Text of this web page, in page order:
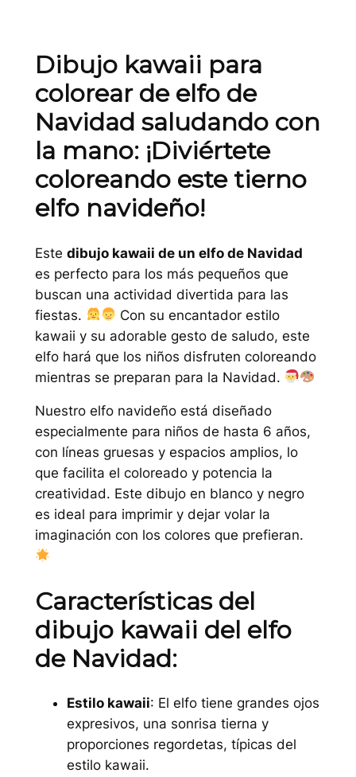
Dibujo kawaii para
colorear de elfo de
Navidad saludando con
la mano: ¡Diviértete
coloreando este tierno
elfo navideño!
Este dibujo kawaii de un elfo de Navidad
es perfecto para los más pequeños que
buscan una actividad divertida para las
fiestas.
Con su encantador estilo
kawaii y su adorable gesto de saludo, este
elfo hará que los niños disfruten coloreando
mientras se preparan para la Navidad.
Nuestro elfo navideño está diseñado
especialmente para niños de hasta 6 años,
con líneas gruesas y espacios amplios, lo
que facilita el coloreado y potencia la
creatividad. Este dibujo en blanco y negro
es ideal para imprimir y dejar volar la
imaginación con los colores que prefieran.
Características del
dibujo kawaii del elfo
de Navidad:
Estilo kawaii: El elfo tiene grandes ojos
expresivos, una sonrisa tierna y
proporciones regordetas, típicas del
estilo kawaii.